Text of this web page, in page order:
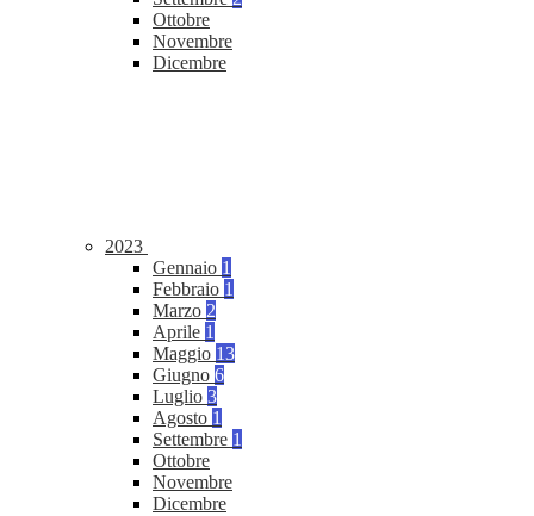
Ottobre
Novembre
Dicembre
2023
Gennaio 1
Febbraio 1
Marzo 2
Aprile 1
Maggio 13
Giugno 6
Luglio 3
Agosto 1
Settembre 1
Ottobre
Novembre
Dicembre